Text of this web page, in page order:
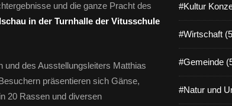
und die ganze Pracht des
in der Turnhalle der Vitusschule
und des Ausstellungsleiters Matthias
präsentieren sich Gänse,
20 Rassen und diversen
#Kultur
#Wirtschaft
#Gemeinde
#Natur und